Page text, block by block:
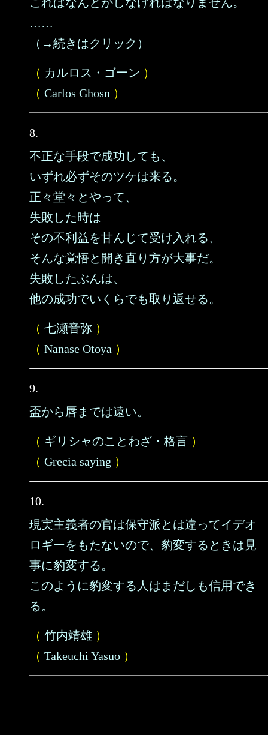
……
（→続きはクリック）
（ カルロス・ゴーン ）
（ Carlos Ghosn ）
8.
不正な手段で成功しても、
いずれ必ずそのツケは来る。
正々堂々とやって、
失敗した時は
その不利益を甘んじて受け入れる、
そんな覚悟と開き直り方が大事だ。
失敗したぶんは、
他の成功でいくらでも取り返せる。
（ 七瀬音弥 ）
（ Nanase Otoya ）
9.
盃から唇までは遠い。
（ ギリシャのことわざ・格言 ）
（ Grecia saying ）
10.
現実主義者の官は保守派とは違ってイデオ
ロギーをもたないので、豹変するときは見
事に豹変する。
このように豹変する人はまだしも信用でき
る。
（ 竹内靖雄 ）
（ Takeuchi Yasuo ）